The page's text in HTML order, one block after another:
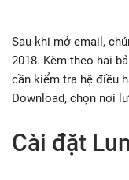
Sau khi mở email,
2018. Kèm theo hai
cần kiểm tra hệ điều
Download, chọn nơi
Cài đặt